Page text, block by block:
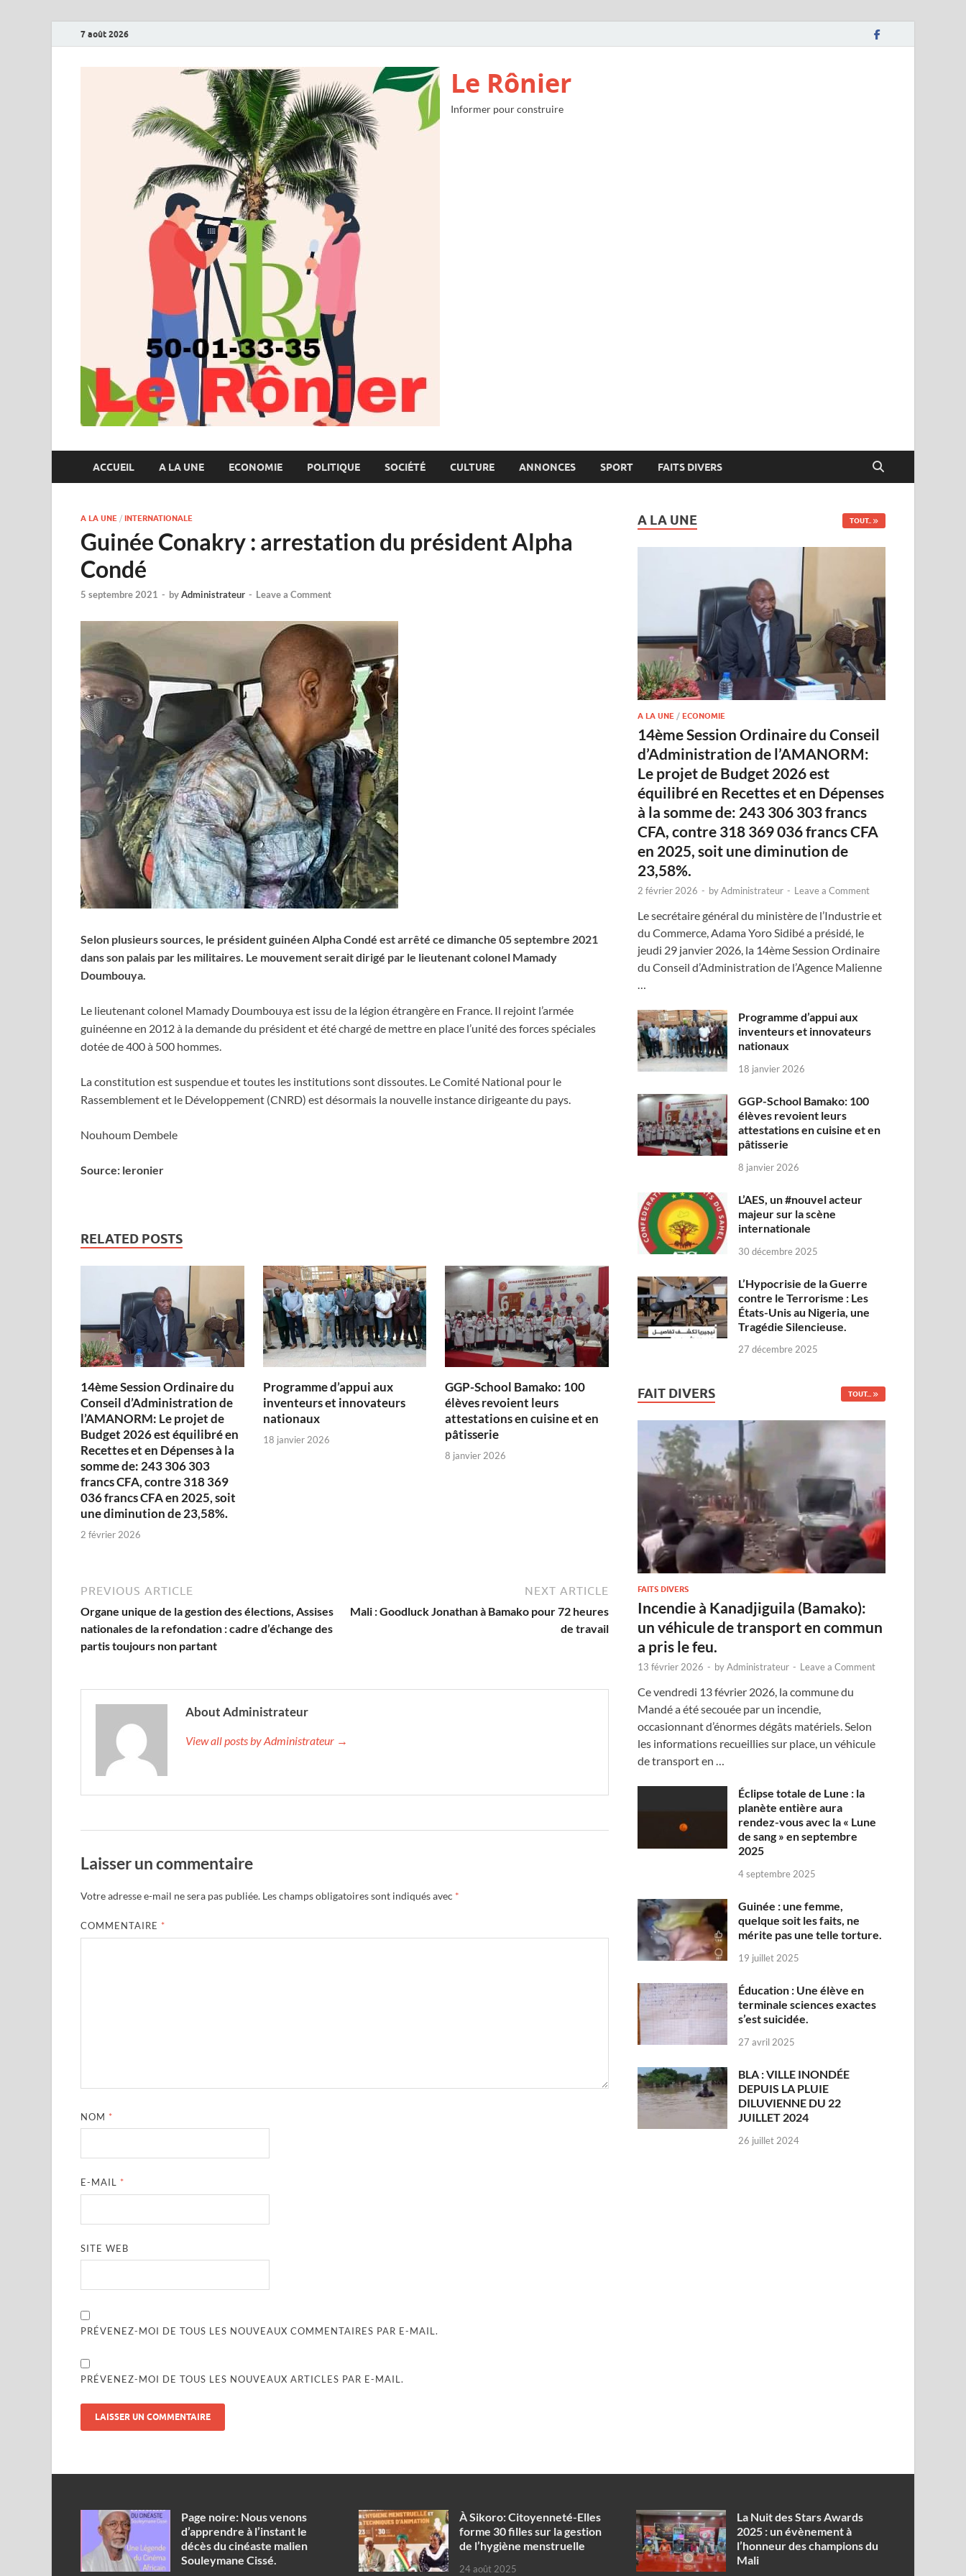
7 août 2026
Le Rônier
Informer pour construire
ACCUEIL A LA UNE ECONOMIE POLITIQUE SOCIÉTÉ CULTURE ANNONCES SPORT FAITS DIVERS
A LA UNE / INTERNATIONALE
Guinée Conakry : arrestation du président Alpha
Condé
5 septembre 2021 - byAdministrateur - Leave a Comment
Selon plusieurs sources, le président guinéen Alpha Condé est arrêté ce dimanche 05 septembre 2021
dans son palais par les militaires. Le mouvement serait dirigé par le lieutenant colonel Mamady
Doumbouya.
Le lieutenant colonel Mamady Doumbouya est issu de la légion étrangère en France. Il rejoint l’armée
guinéenne en 2012 à la demande du président et été chargé de mettre en place l’unité des forces spéciales
dotée de 400 à 500 hommes.
La constitution est suspendue et toutes les institutions sont dissoutes. Le Comité National pour le
Rassemblement et le Développement (CNRD) est désormais la nouvelle instance dirigeante du pays.
Nouhoum Dembele
Source: leronier
RELATED POSTS
14ème Session Ordinaire du
Conseil d’Administration de
l’AMANORM: Le projet de
Budget 2026 est équilibré en
Recettes et en Dépenses à la
somme de: 243 306 303
francs CFA, contre 318 369
036 francs CFA en 2025, soit
une diminution de 23,58%.
2 février 2026
Programme d’appui aux
inventeurs et innovateurs
nationaux
18 janvier 2026
GGP-School Bamako: 100
élèves revoient leurs
attestations en cuisine et en
pâtisserie
8 janvier 2026
PREVIOUS ARTICLE
Organe unique de la gestion des élections, Assises
nationales de la refondation : cadre d’échange des
partis toujours non partant
NEXT ARTICLE
Mali : Goodluck Jonathan à Bamako pour 72 heures
de travail
About Administrateur
View all posts by Administrateur →
Laisser un commentaire
Votre adresse e-mail ne sera pas publiée. Les champs obligatoires sont indiqués avec *
COMMENTAIRE *
NOM *
E-MAIL *
SITE WEB
PRÉVENEZ-MOI DE TOUS LES NOUVEAUX COMMENTAIRES PAR E-MAIL.
PRÉVENEZ-MOI DE TOUS LES NOUVEAUX ARTICLES PAR E-MAIL.
A LA UNE TOUT..
A LA UNE /ECONOMIE
14ème Session Ordinaire du Conseil
d’Administration de l’AMANORM:
Le projet de Budget 2026 est
équilibré en Recettes et en Dépenses
à la somme de: 243 306 303 francs
CFA, contre 318 369 036 francs CFA
en 2025, soit une diminution de
23,58%.
2 février 2026 - byAdministrateur - Leave a Comment
Le secrétaire général du ministère de l’Industrie et
du Commerce, Adama Yoro Sidibé a présidé, le
jeudi 29 janvier 2026, la 14ème Session Ordinaire
du Conseil d’Administration de l’Agence Malienne
…
Programme d’appui aux
inventeurs et innovateurs
nationaux
18 janvier 2026
GGP-School Bamako: 100
élèves revoient leurs
attestations en cuisine et en
pâtisserie
8 janvier 2026
L’AES, un #nouvel acteur
majeur sur la scène
internationale
30 décembre 2025
L’Hypocrisie de la Guerre
contre le Terrorisme : Les
États-Unis au Nigeria, une
Tragédie Silencieuse.
27 décembre 2025
FAIT DIVERS TOUT...
FAITS DIVERS
Incendie à Kanadjiguila (Bamako):
un véhicule de transport en commun
a pris le feu.
13 février 2026 - byAdministrateur - Leave a Comment
Ce vendredi 13 février 2026, la commune du
Mandé a été secouée par un incendie,
occasionnant d’énormes dégâts matériels. Selon
les informations recueillies sur place, un véhicule
de transport en …
Éclipse totale de Lune : la
planète entière aura
rendez-vous avec la « Lune
de sang » en septembre
2025
4 septembre 2025
Guinée : une femme,
quelque soit les faits, ne
mérite pas une telle torture.
19 juillet 2025
Éducation : Une élève en
terminale sciences exactes
s’est suicidée.
27 avril 2025
BLA : VILLE INONDÉE
DEPUIS LA PLUIE
DILUVIENNE DU 22
JUILLET 2024
26 juillet 2024
Page noire: Nous venons
d’apprendre à l’instant le
décès du cinéaste malien
Souleymane Cissé.
À Sikoro: Citoyenneté-Elles
forme 30 filles sur la gestion
de l’hygiène menstruelle
24 août 2025
‎La Nuit des Stars Awards
2025 : un évènement à
l’honneur des champions du
Mali